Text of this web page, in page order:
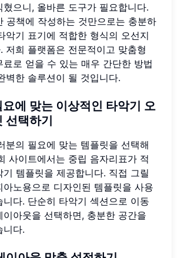
혔으니, 올바른 도구가 필요합니다.
공책에 작성하는 것만으로는 충분하
악기 표기에 적합한 형식의 오선지
저희 플랫폼은 전문적이고 맞춤형
료로 얻을 수 있는 매우 간단한 방법
벽한 솔루션이 될 것입니다.
에 맞는 이상적인 타악기 오
선택하기
분의 필요에 맞는 템플릿을 선택해
사이트에서는 중립 음자리표가 적
기 템플릿을 제공합니다. 직접 그릴
아노용으로 디자인된 템플릿을 사용
니다. 단순히 타악기 섹션으로 이동
아웃을 선택하면, 충분한 공간을
니다.